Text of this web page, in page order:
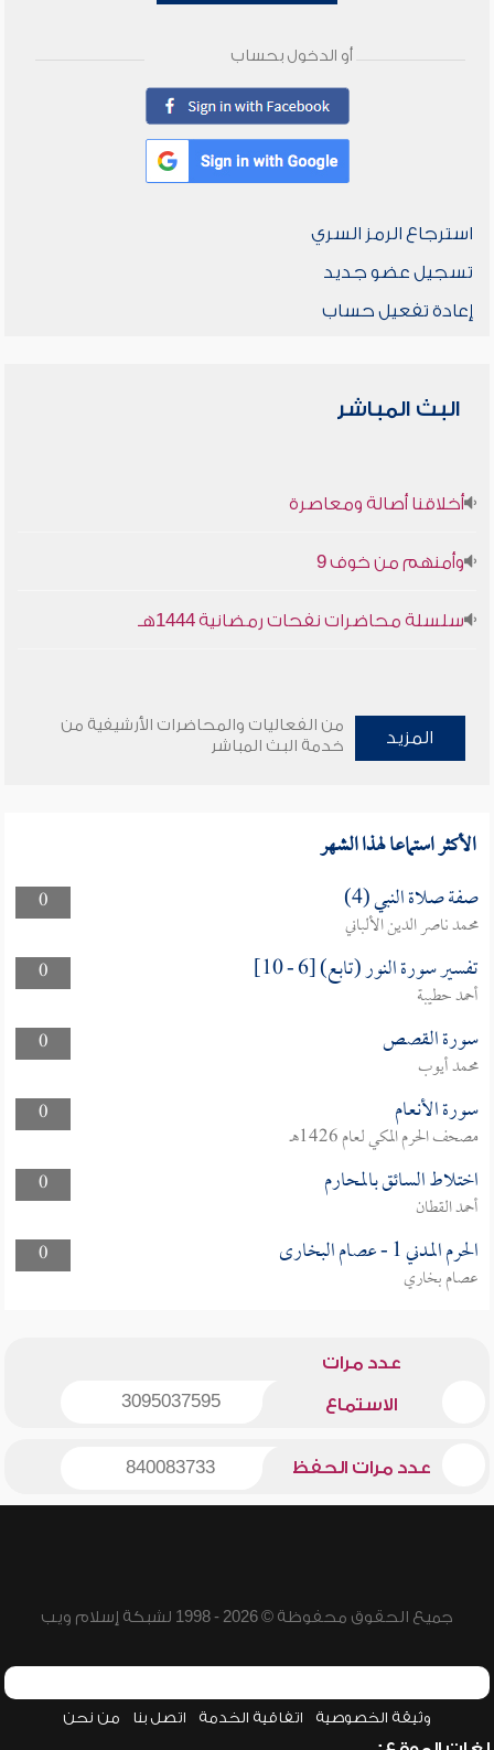
أو الدخول بحساب
استرجاع الرمز السري
تسجيل عضو جديد
إعادة تفعيل حساب
البث المباشر
أخلاقنا أصالة ومعاصرة
وأمنهم من خوف 9
سلسلة محاضرات نفحات رمضانية 1444هـ
المزيد
من الفعاليات والمحاضرات الأرشيفية من
خدمة البث المباشر
الأكثر استماعا لهذا الشهر
0 صفة صلاة النبي (4)
محمد ناصر الدين الألباني
0
تفسير سورة النور (تابع) [6 - 10]
أحمد حطيبة
0
سورة القصص
محمد أيوب
0
سورة الأنعام
مصحف الحرم المكي لعام 1426هـ
0
اختلاط السائق بالمحارم
أحمد القطان
0
الحرم المدني 1 - عصام البخارى
عصام بخاري
عدد مرات
الاستماع 3095037595
عدد مرات الحفظ 840083733
جميع الحقوق محفوظة © 2026 - 1998 لشبكة إسلام ويب
وثيقة الخصوصية اتفاقية الخدمة اتصل بنا من نحن